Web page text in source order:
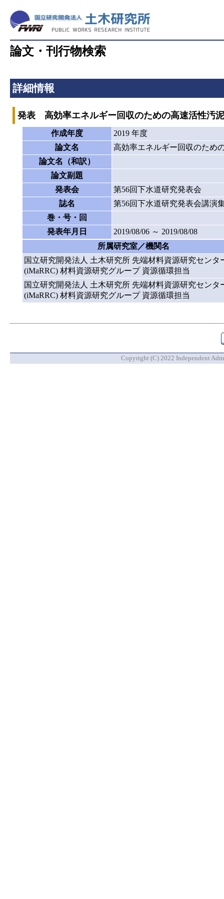
論文・刊行物検索
詳細情報
発表 高効率エネルギー回収のための高速活性汚
作成年度
2019 年度
論文名
高効率エネルギー回収のため
論文名（和訳）
論文副題
発表会
第56回下水道研究発表会
誌名
第56回下水道研究発表会講演
巻・号・回
発表年月日
2019/08/06 ～ 2019/08/08
所属研究室／機関名
国立研究開発法人 土木研究所 先端材料資源研究センタ
(iMaRRC) 材料資源研究グループ 資源循環担当
国立研究開発法人 土木研究所 先端材料資源研究センタ
(iMaRRC) 材料資源研究グループ 資源循環担当
Copyright (C) 2022 Independent